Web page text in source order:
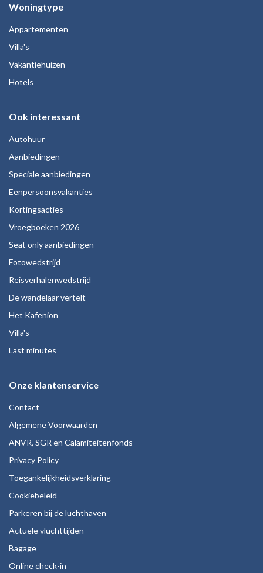
Woningtype
Appartementen
Villa's
Vakantiehuizen
Hotels
Ook interessant
Autohuur
Aanbiedingen
Speciale aanbiedingen
Eenpersoonsvakanties
Kortingsacties
Vroegboeken 2026
Seat only aanbiedingen
Fotowedstrijd
Reisverhalenwedstrijd
De wandelaar vertelt
Het Kafenion
Villa's
Last minutes
Onze klantenservice
Contact
Algemene Voorwaarden
ANVR, SGR en Calamiteitenfonds
Privacy Policy
Toegankelijkheidsverklaring
Cookiebeleid
Parkeren bij de luchthaven
Actuele vluchttijden
Bagage
Online check-in